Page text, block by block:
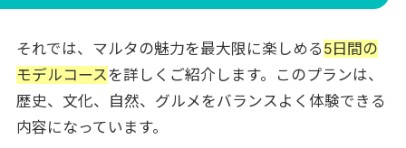
それでは、マルタの魅力を最大限に楽しめる5日間の
モデルコースを詳しくご紹介します。このプランは、
歴史、文化、自然、グルメをバランスよく体験できる
内容になっています。